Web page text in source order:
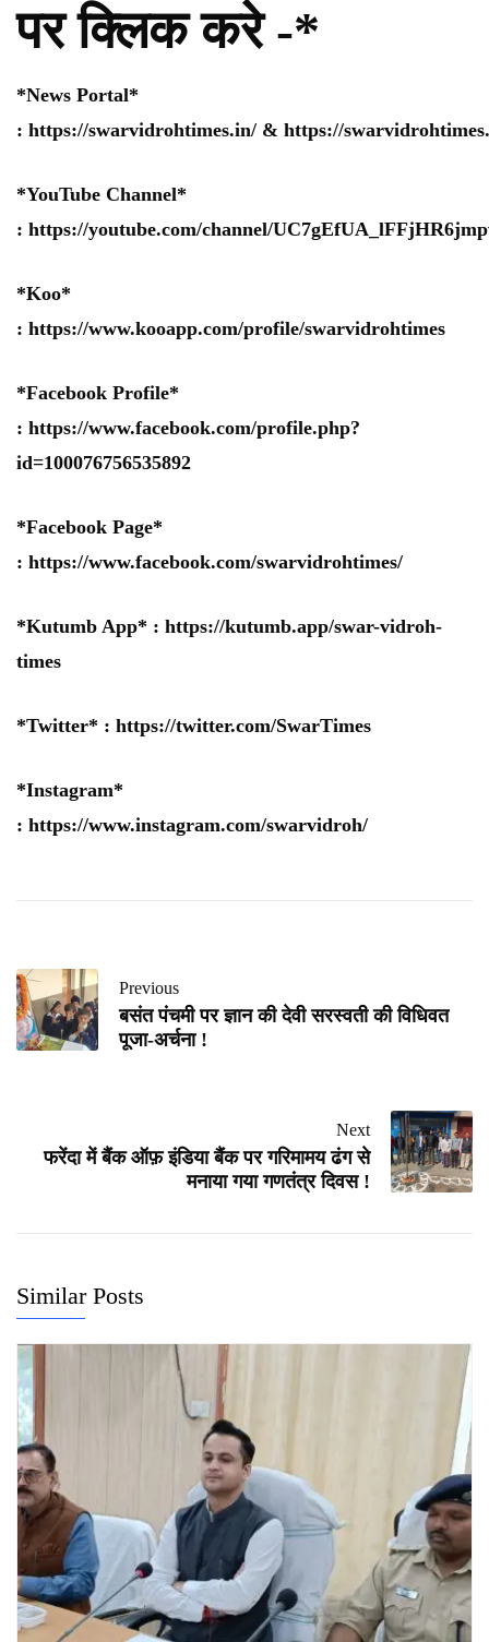
पर क्लिक करे -*
*News Portal*
: https://swarvidrohtimes.in/ & https://
*YouTube Channel*
: https://youtube.com/channel/
*Koo*
: https://www.kooapp.com/profile/swarvidrohtimes
*Facebook Profile*
: https://www.facebook.com/profile.php?
id=100076756535892
*Facebook Page*
: https://www.facebook.com/swarvidrohtimes/
*Kutumb App* : https://kutumb.app/swar-vidroh-
times
*Twitter* : https://twitter.com/SwarTimes
*Instagram*
: https://www.instagram.com/swarvidroh/
Previous
बसंत पंचमी पर ज्ञान की देवी सरस्वती की विधिवत
पूजा-अर्चना !
Next
फरेंदा में बैंक ऑफ़ इंडिया बैंक पर गरिमामय ढंग से
मनाया गया गणतंत्र दिवस !
Similar Posts